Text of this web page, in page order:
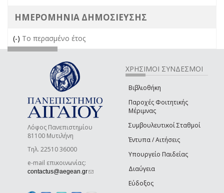
ΗΜΕΡΟΜΗΝΙΑ ΔΗΜΟΣΙΕΥΣΗΣ
(-) Remove Το περασμένο έτος filter
Το περασμένο έτος
Λόφος Πανεπιστημίου
81100 Μυτιλήνη
Τηλ. 22510 36000
e-mail επικοινωνίας:
contactus@aegean.gr(link sends e-mail)
ΧΡΗΣΙΜΟΙ ΣΥΝΔΕΣΜΟΙ
Βιβλιοθήκη
Παροχές Φοιτητικής
Μέριμνας
Συμβουλευτικοί Σταθμοί
Έντυπα / Αιτήσεις
Υπουργείο Παιδείας
Διαύγεια
Εύδοξος